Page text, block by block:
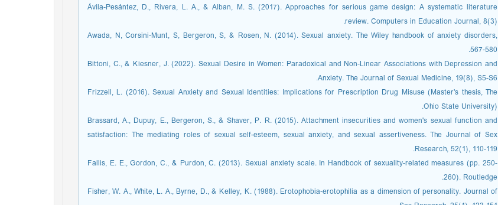
Ávila-Pesántez, D., Rivera, L. A., & Alban, M. S. (2017). Approaches for serious game design: A systematic literature
review. Computers in Education Journal, 8(3).
Awada, N, Corsini‐Munt, S, Bergeron, S, & Rosen, N. (2014). Sexual anxiety. The Wiley handbook of anxiety disorders,
567-580.
Bittoni, C., & Kiesner, J. (2022). Sexual Desire in Women: Paradoxical and Non-Linear Associations with Depression and
Anxiety. The Journal of Sexual Medicine, 19(8), S5-S6.
Frizzell, L. (2016). Sexual Anxiety and Sexual Identities: Implications for Prescription Drug Misuse (Master's thesis, The
Ohio State University).
Brassard, A., Dupuy, E., Bergeron, S., & Shaver, P. R. (2015). Attachment insecurities and women's sexual function and
satisfaction: The mediating roles of sexual self-esteem, sexual anxiety, and sexual assertiveness. The Journal of Sex
Research, 52(1), 110-119.
Fallis, E. E., Gordon, C., & Purdon, C. (2013). Sexual anxiety scale. In Handbook of sexuality-related measures (pp. 250-
260). Routledge.
Fisher, W. A., White, L. A., Byrne, D., & Kelley, K. (1988). Erotophobia‐erotophilia as a dimension of personality. Journal of